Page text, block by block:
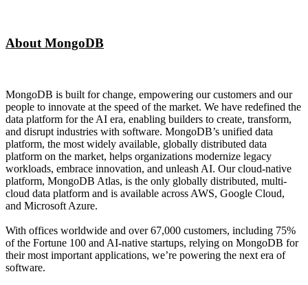
About MongoDB
MongoDB is built for change, empowering our customers and our
people to innovate at the speed of the market. We have redefined the
data platform for the AI era, enabling builders to create, transform,
and disrupt industries with software. MongoDB’s unified data
platform, the most widely available, globally distributed data
platform on the market, helps organizations modernize legacy
workloads, embrace innovation, and unleash AI. Our cloud-native
platform, MongoDB Atlas, is the only globally distributed, multi-
cloud data platform and is available across AWS, Google Cloud,
and Microsoft Azure.
With offices worldwide and over 67,000 customers, including 75%
of the Fortune 100 and AI-native startups, relying on MongoDB for
their most important applications, we’re powering the next era of
software.